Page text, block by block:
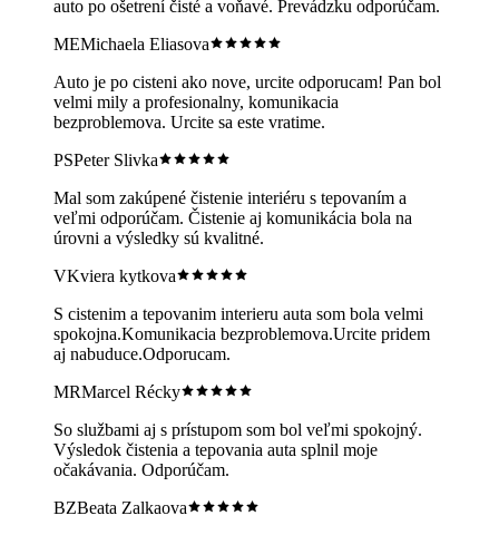
auto po ošetrení čisté a voňavé. Prevádzku odporúčam.
MEMichaela Eliasova
Auto je po cisteni ako nove, urcite odporucam! Pan bol
velmi mily a profesionalny, komunikacia
bezproblemova. Urcite sa este vratime.
PSPeter Slivka
Mal som zakúpené čistenie interiéru s tepovaním a
veľmi odporúčam. Čistenie aj komunikácia bola na
úrovni a výsledky sú kvalitné.
VKviera kytkova
S cistenim a tepovanim interieru auta som bola velmi
spokojna.Komunikacia bezproblemova.Urcite pridem
aj nabuduce.Odporucam.
MRMarcel Récky
So službami aj s prístupom som bol veľmi spokojný.
Výsledok čistenia a tepovania auta splnil moje
očakávania. Odporúčam.
BZBeata Zalkaova